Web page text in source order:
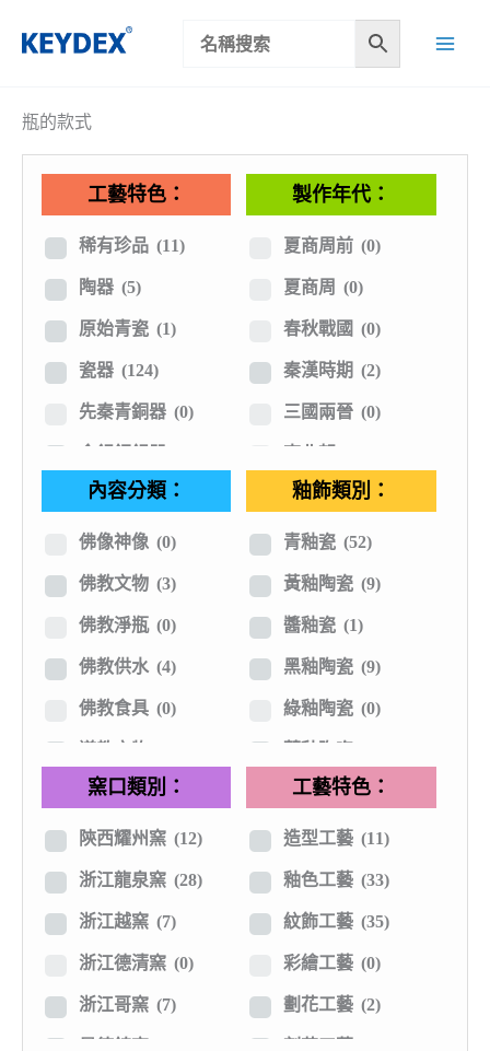
瓶的款式
工藝特色：
稀有珍品 (11)
陶器 (5)
原始青瓷 (1)
瓷器 (124)
先秦青銅器 (0)
其他材質(2)
製作年代：
夏商周前 (0)
夏商周 (0)
春秋戰國 (0)
秦漢時期 (2)
三國兩晉 (0)
隋唐五代(13)
遼金宋代 (80)
元明時期 (14)
清代民初(20)
建國現代 (2)
日本近代 (3)
內容分類：
佛像神像 (0)
佛教文物 (3)
佛教淨瓶 (0)
佛教供水 (4)
佛教食具 (0)
尊爵禮器(0)
擺件陳設器 (9)
雙龍柄瓶(0)
文房用具 (0)
有趣陶瓷(1)
穀倉瓶罐 (0)
陪葬陶瓷
釉飾類別：
青釉瓷 (52)
黃釉陶瓷 (9)
醬釉瓷 (1)
黑釉陶瓷 (9)
綠釉陶瓷 (0)
紅釉陶瓷(9)
白釉瓷(14)
青白瓷(4)
青花釉裡紅 (10)
褐色釉瓷 (2)
鈞釉瓷(11)
絞胎瓷(0)
窯口類別：
陝西耀州窯 (12)
浙江龍泉窯 (28)
浙江越窯 (7)
浙江德清窯 (0)
浙江哥窯 (7)
工藝特色：
造型工藝 (11)
釉色工藝 (33)
紋飾工藝 (35)
彩繪工藝 (0)
劃花工藝 (2)